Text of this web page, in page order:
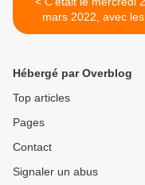
mars 2022, avec les
randonneurs
Hébergé par Overblog
Top articles
Pages
Contact
Signaler un abus